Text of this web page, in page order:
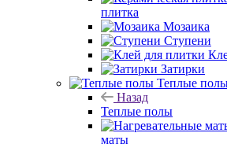
плитка
Мозаика
Ступени
Затирки
Теплые
Назад
Теплые полы
маты